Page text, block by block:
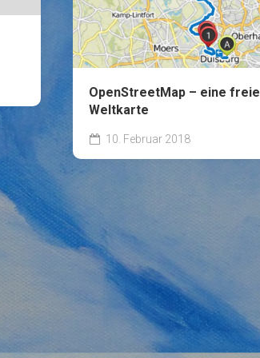
OpenStreetMap – eine freie
Weltkarte
10. Februar 2018